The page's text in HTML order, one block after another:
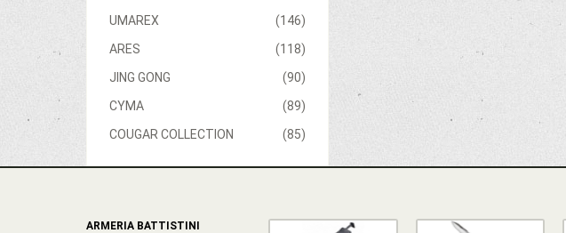
(146)
UMAREX
(118)
ARES
(90)
JING GONG
(89)
CYMA
(85)
COUGAR COLLECTION
ARMERIA BATTISTINI